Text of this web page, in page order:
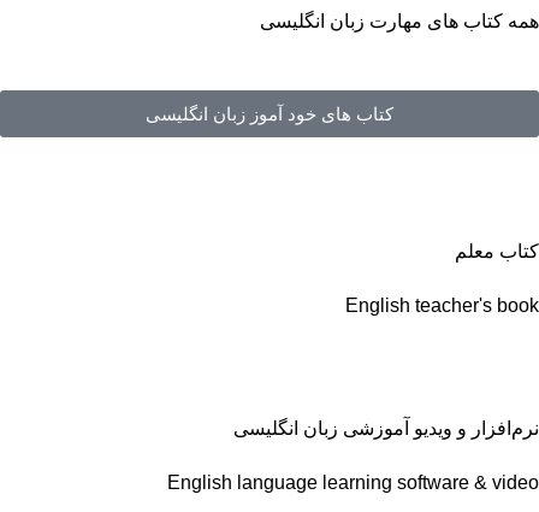
همه کتاب های مهارت زبان انگلیسی
کتاب های خود آموز زبان انگلیسی
کتاب معلم
English teacher's book
نرم‌افزار و ویدیو آموزشی زبان انگلیسی
English language learning software & video